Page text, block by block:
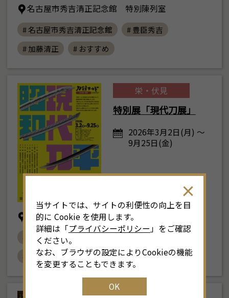
名古屋市秀吉清正記念館 特別陳列室
# 名古屋市秀吉清正記念館
# 豊臣秀吉
# 加藤清正
# おすすめ
栄・伏見
特別展「現代刀展」
2026年3月2日(月) ～
9月25日(金)
刀剣ワールド名古屋・丸の内 別館
# 刀剣 # 日本刀
# 現代刀
# おすすめ
当サイトでは、サイトの利便性の向上を目
的に Cookie を使用します。
詳細は「プライバシーポリシー 」をご確認
ください。
なお、ブラウザの設定によりCookieの機能
を変更することもできます。
OK